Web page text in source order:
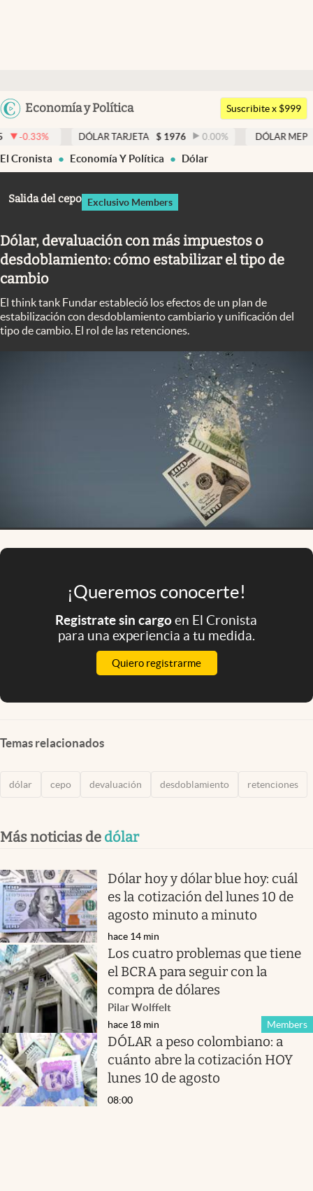
Argentina
Economía y Política
Members
Economía y Política
Finanzas y Mercados
Columnistas
Otras secciones
Infotechnology
Suscribite x $999
DÓLAR TARJETA $ 1976 0.00% DÓLAR MEP $ 1526,03
El Cronista Economía Y Política Dólar
Salida del cepo Exclusivo Members
Dólar, devaluación con más impuestos o
desdoblamiento: cómo estabilizar el tipo de
cambio
El think tank Fundar estableció los efectos de un plan de
estabilización con desdoblamiento cambiario y unificación del
tipo de cambio. El rol de las retenciones.
¡Queremos conocerte!
Registrate sin cargoen El Cronista
para una experiencia a tu medida.
Quiero registrarme
Temas relacionados
dólar cepo devaluación desdoblamiento retenciones
Más noticias de dólar
Dólar hoy y dólar blue hoy: cuál
es la cotización del lunes 10 de
agosto minuto a minuto
hace 14 min
Los cuatro problemas que tiene
el BCRA para seguir con la
compra de dólares
Pilar Wolffelt
Members
hace 18 min
DÓLAR a peso colombiano: a
cuánto abre la cotización HOY
lunes 10 de agosto
08:00